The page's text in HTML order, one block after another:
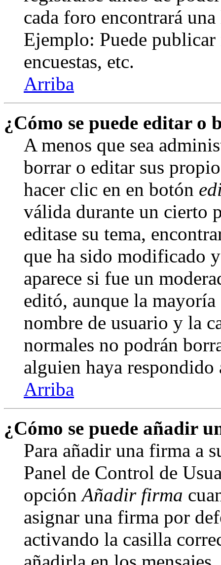
cada foro encontrará
Ejemplo: Puede publicar
encuestas, etc.
Arriba
¿Cómo se puede editar o
A menos que sea
borrar o editar sus
hacer clic en en botón
válida durante un cierto
editase su tema,
que ha sido modificado
aparece si fue un
editó, aunque la
nombre de usuario y la
normales no podrán
alguien haya respondido
Arriba
¿Cómo se puede añadir
Para añadir una firma a
Panel de Control de
opciónAñadir firma
asignar una firma por
activando la casilla